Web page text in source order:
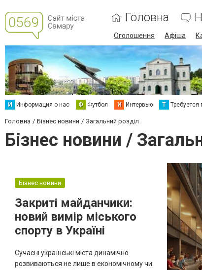
Головна
Оголошення Афіша
И Информация о нас Ф Футбол И Интервью Т
Головна Бізнес новини Загальний розділ
Бізнес новини /
Бізнес новини
Закриті майданчики:
новий вимір міського
спорту в Україні
Сучасні українські міста динамічно
розвиваються не лише в економічному чи